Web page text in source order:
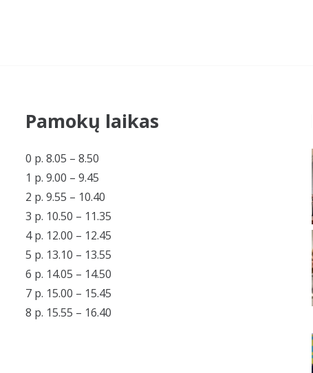
Pamokų laikas
0 p. 8.05 – 8.50
1 p. 9.00 – 9.45
2 p. 9.55 – 10.40
3 p. 10.50 – 11.35
4 p. 12.00 – 12.45
5 p. 13.10 – 13.55
6 p. 14.05 – 14.50
7 p. 15.00 – 15.45
8 p. 15.55 – 16.40